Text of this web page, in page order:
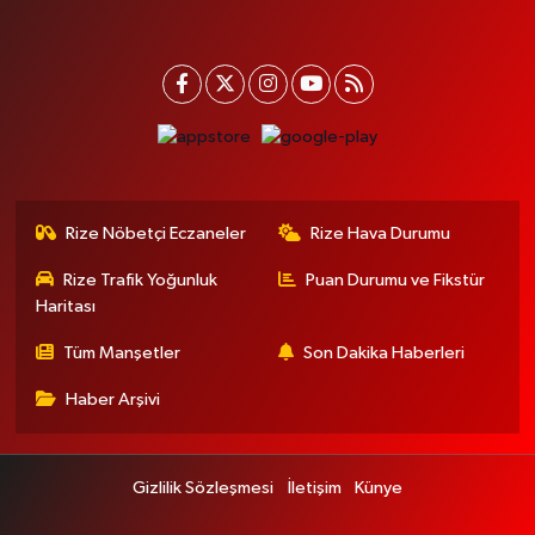
Rize Nöbetçi Eczaneler Rize Hava Durumu
Rize Trafik Yoğunluk
Haritası
Puan Durumu ve Fikstür
Tüm Manşetler Son Dakika Haberleri
Haber Arşivi
Gizlilik Sözleşmesi İletişim Künye